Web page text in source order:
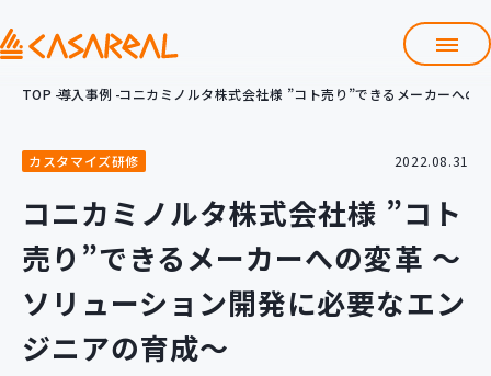
会社情報
サービス
プロダクト開発支援
クラウド導入支援 Git導入支援
システム構築支援
TOP 導入事例 コニカミノルタ株式会社様 ”コト売り”できるメーカーへの
カスタマイズ研修 2022.08.31
コニカミノルタ株式会社様 ”コト
売り”できるメーカーへの変革 ～
ソリューション開発に必要なエン
ジニアの育成～